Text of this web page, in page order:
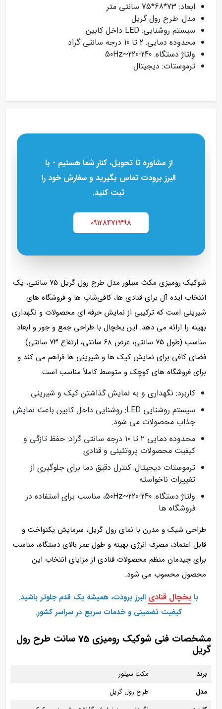
ابعاد: 73*68*75 سانتی متر
مدل: طرح رول گریل
سیستم روشنایی: LED داخل کابین
محدوده دمایی: 2 تا 10 درجه سانتی گراد
ولتاژ دستگاه: 50Hz~220-240
ترموستات: دیجیتال
از مشاوره تا تحویل، کنار شما هستیم - با
البرز برودت تماس بگیرید و سفارش خود را
ثبت کنید.
09128472398
شوکیک رومیزی مکث سیلور مدل طرح رول گریل ۷۵ سانتی، یک
انتخاب ایده‌ آل برای قنادی‌ ها، کافی‌شاپ‌ ها و فروشگاه‌ های
شیرینی است که ترکیبی از نمایش حرفه‌ ای محصولات و نگهداری
بهینه را ارائه می‌ دهد. این یخچال با طراحی جمع‌ و جور و ابعاد
مناسب (طول ۷۵ سانتی، عرض ۶۸ سانتی، ارتفاع ۷۳ سانتی)
فضای کافی برای نمایش کیک‌ ها و شیرینی‌ ها فراهم می‌ کند و
برای فروشگاه‌ های کوچک و متوسط کاملاً مناسب است.
کاربرد: نگهداری و به نمایش گذاشتن کیک و شیرینی
سیستم روشنایی LED: روشنایی داخل کابین باعث نمایش
جذاب محصولات می‌ شود.
محدوده دمایی ۲ تا ۱۰ درجه سانتی‌ گراد: حفظ تازگی و
کیفیت محصولات پروتئینی و قنادی
ترموستات دیجیتال: کنترل دقیق دما برای جلوگیری از
تغییرات ناخواسته
ولتاژ دستگاه: 50Hz~220-240، مناسب برای استفاده در
فروشگاه‌ ها
طراحی شیک و مدرن با نمای رول گریل، سرمایش یکنواخت و
قابل اعتماد، مصرف انرژی بهینه و طول عمر بالای دستگاه، مناسب
برای چیدمان منظم محصولات قنادی از مزایای انتخاب این
محصول محسوب می شود.
با یخچال‌ قنادی البرز برودت، همیشه یک قدم جلوتر باشید.
کیفیت تضمینی و خدمات سریع در سراسر کشور.
مشخصات فنی شوکیک رومیزی 75 سانت طرح رول
گریل
برند
مکث سیلور
مدل
طرح رول گریل